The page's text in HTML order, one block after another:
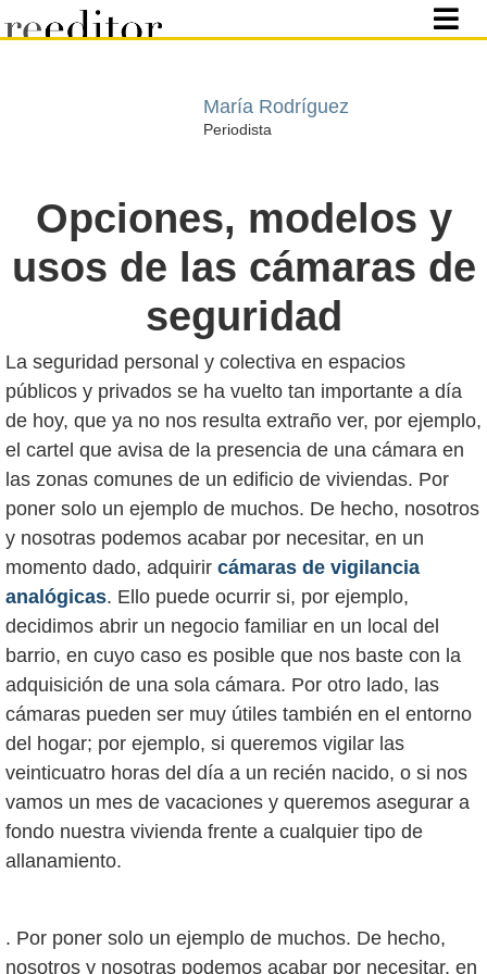
María Rodríguez
Periodista
Opciones, modelos y
usos de las cámaras de
seguridad
La seguridad personal y colectiva en espacios
públicos y privados se ha vuelto tan importante a día
de hoy, que ya no nos resulta extraño ver, por ejemplo,
el cartel que avisa de la presencia de una cámara en
las zonas comunes de un edificio de viviendas. Por
poner solo un ejemplo de muchos. De hecho, nosotros
y nosotras podemos acabar por necesitar, en un
momento dado, adquirir cámaras de vigilancia
analógicas. Ello puede ocurrir si, por ejemplo,
decidimos abrir un negocio familiar en un local del
barrio, en cuyo caso es posible que nos baste con la
adquisición de una sola cámara. Por otro lado, las
cámaras pueden ser muy útiles también en el entorno
del hogar; por ejemplo, si queremos vigilar las
veinticuatro horas del día a un recién nacido, o si nos
vamos un mes de vacaciones y queremos asegurar a
fondo nuestra vivienda frente a cualquier tipo de
. Por poner solo un ejemplo de muchos. De hecho,
nosotros y nosotras podemos acabar por necesitar, en